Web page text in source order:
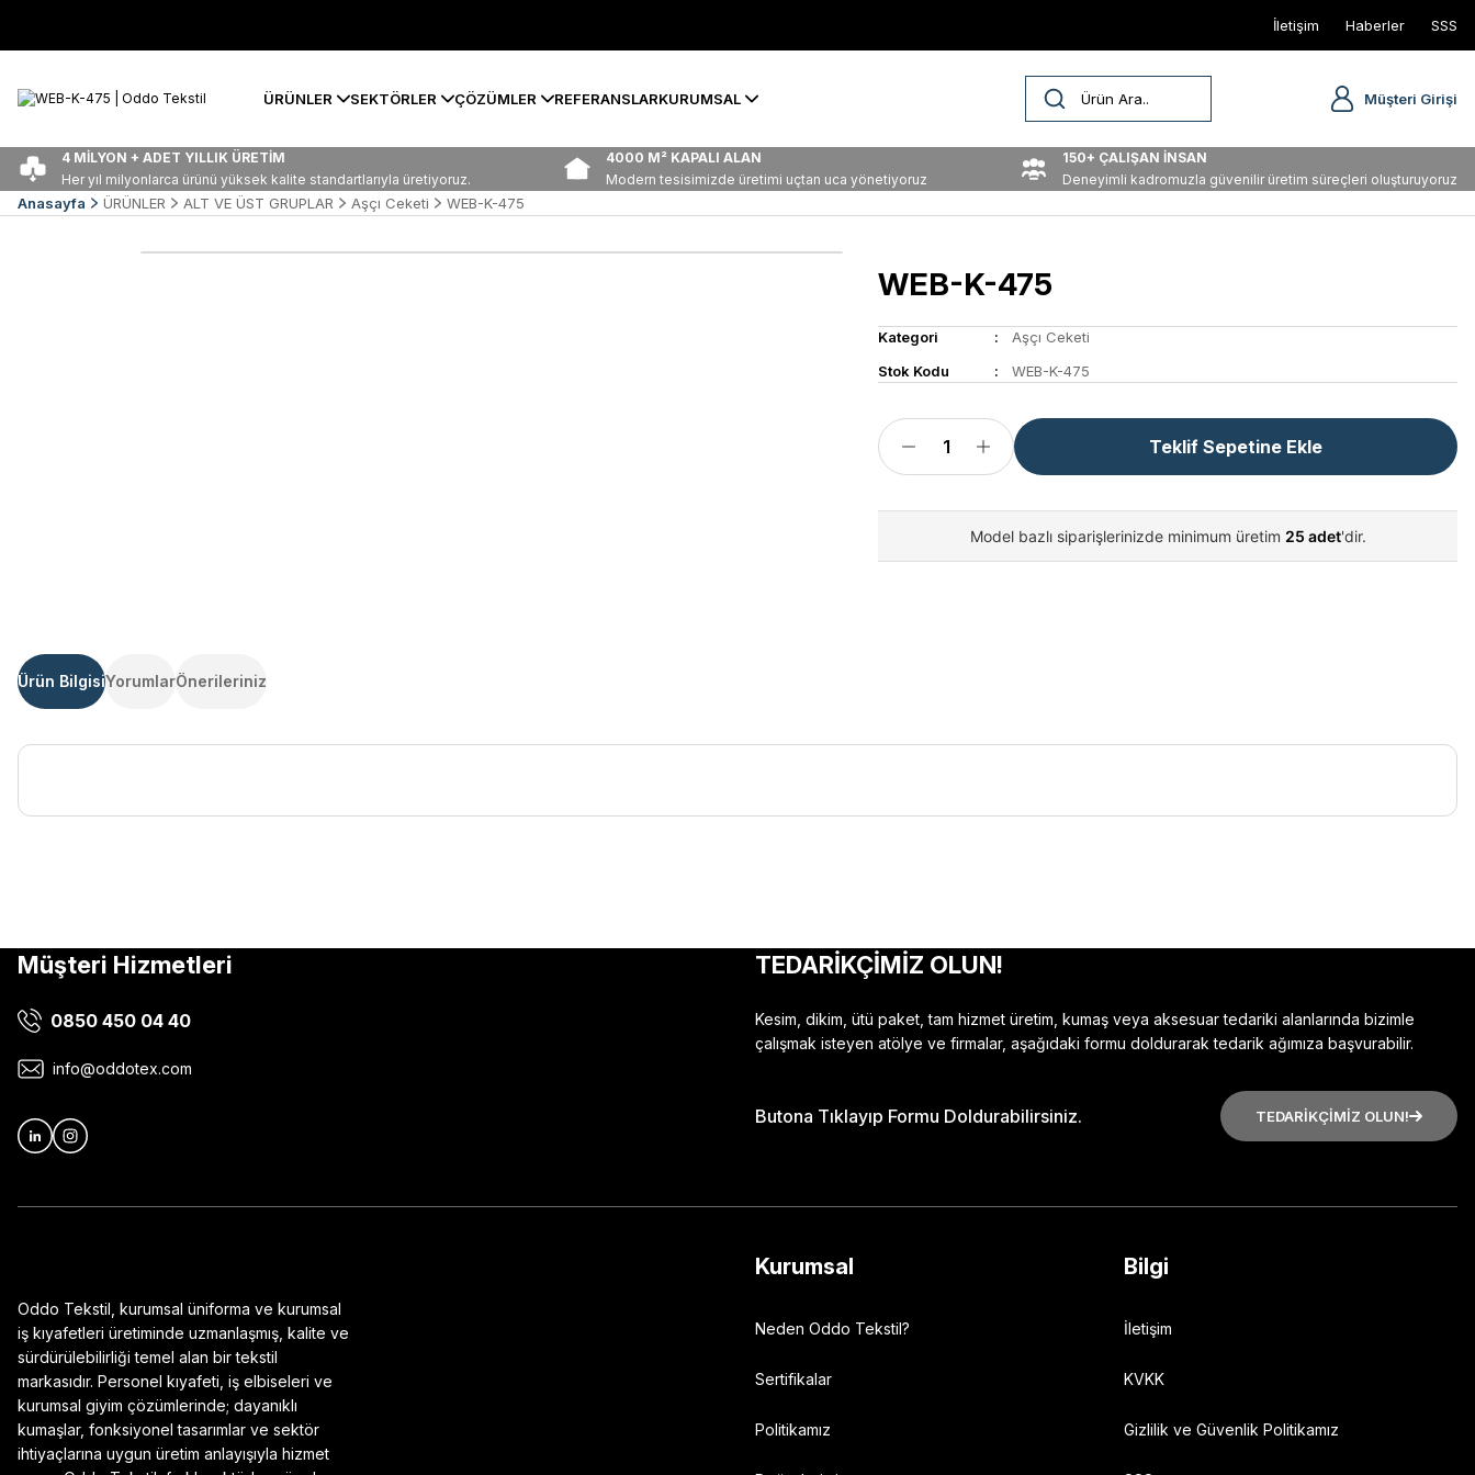
İletişim Haberler SSS
ÜRÜNLER SEKTÖRLER ÇÖZÜMLER REFERANSLARKURUMSAL Müşteri Girişi
4 MİLYON + ADET YILLIK ÜRETİM
Her yıl milyonlarca ürünü yüksek kalite standartlarıyla üretiyoruz.
4000 M² KAPALI ALAN
Modern tesisimizde üretimi uçtan uca yönetiyoruz
150+ ÇALIŞAN İNSAN
Deneyimli kadromuzla güvenilir üretim süreçleri oluşturuyoruz
Anasayfa ÜRÜNLER ALT VE ÜST GRUPLAR Aşçı Ceketi WEB-K-475
WEB-K-475
Kategori
Aşçı Ceketi
Stok Kodu
WEB-K-475
Teklif Sepetine Ekle
Model bazlı siparişlerinizde minimum üretim 25 adet'dir.
Ürün BilgisiYorumlarÖnerileriniz
Yorum Yaz
Ürün resmi kalitesiz, bozuk veya görüntülenemiyor.
Ürün bilgilerinde hatalar bulunuyor.
Müşteri Hizmetleri
0850 450 04 40
info@oddotex.com
TEDARİKÇİMİZ OLUN!
Kesim, dikim, ütü paket, tam hizmet üretim, kumaş veya aksesuar tedariki alanlarında bizimle
çalışmak isteyen atölye ve firmalar, aşağıdaki formu doldurarak tedarik ağımıza başvurabilir.
Butona Tıklayıp Formu Doldurabilirsiniz. TEDARİKÇİMİZ OLUN!
Oddo Tekstil, kurumsal üniforma ve kurumsal
iş kıyafetleri üretiminde uzmanlaşmış, kalite ve
sürdürülebilirliği temel alan bir tekstil
markasıdır. Personel kıyafeti, iş elbiseleri ve
kurumsal giyim çözümlerinde; dayanıklı
kumaşlar, fonksiyonel tasarımlar ve sektör
ihtiyaçlarına uygun üretim anlayışıyla hizmet
Kurumsal
Neden Oddo Tekstil?
Sertifikalar
Politikamız
Bilgi
İletişim
KVKK
Gizlilik ve Güvenlik Politikamız